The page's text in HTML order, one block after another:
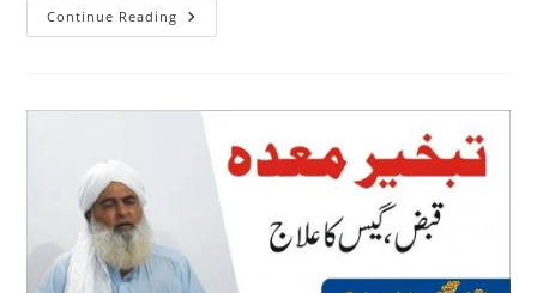
Continue Reading بچوں
کی